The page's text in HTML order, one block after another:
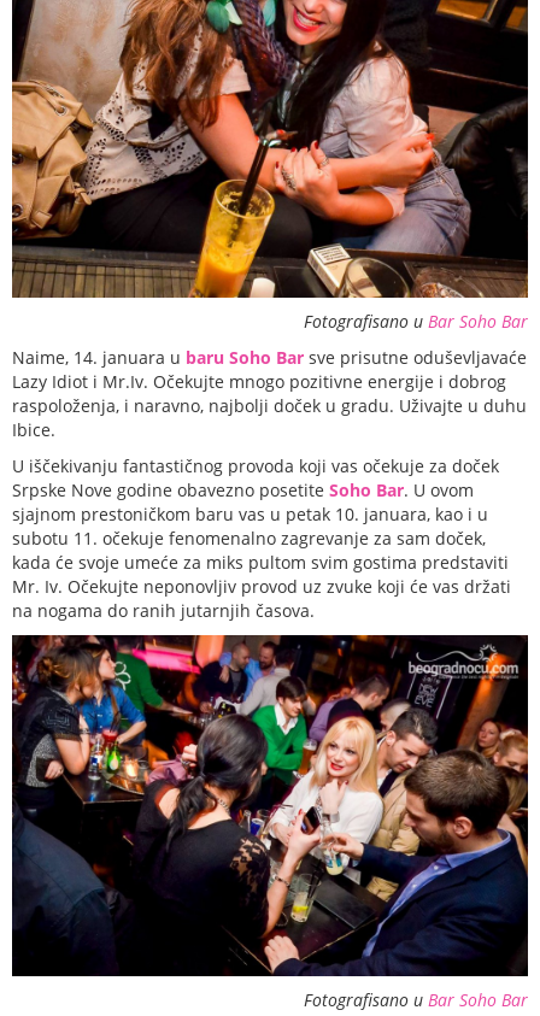
Fotografisano u Bar Soho Bar
Naime, 14. januara u baru Soho Bar sve prisutne oduševljavaće
Lazy Idiot i Mr.Iv. Očekujte mnogo pozitivne energije i dobrog
raspoloženja, i naravno, najbolji doček u gradu. Uživajte u duhu
Ibice.
U iščekivanju fantastičnog provoda koji vas očekuje za doček
Srpske Nove godine obavezno posetite Soho Bar. U ovom
sjajnom prestoničkom baru vas u petak 10. januara, kao i u
subotu 11. očekuje fenomenalno zagrevanje za sam doček,
kada će svoje umeće za miks pultom svim gostima predstaviti
Mr. Iv. Očekujte neponovljiv provod uz zvuke koji će vas držati
na nogama do ranih jutarnjih časova.
Fotografisano u Bar Soho Bar